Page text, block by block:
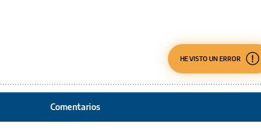
HE VISTO UN ERROR
Comentarios